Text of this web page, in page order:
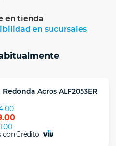
en tienda
en sucursales
Acros ALF2053ER
con Crédito